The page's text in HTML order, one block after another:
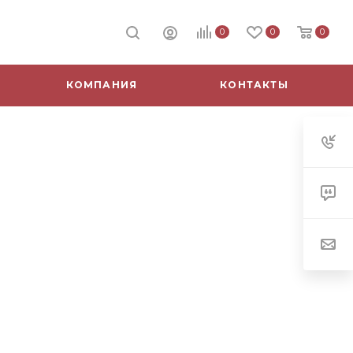
0 0 0
КОМПАНИЯ КОНТАКТЫ